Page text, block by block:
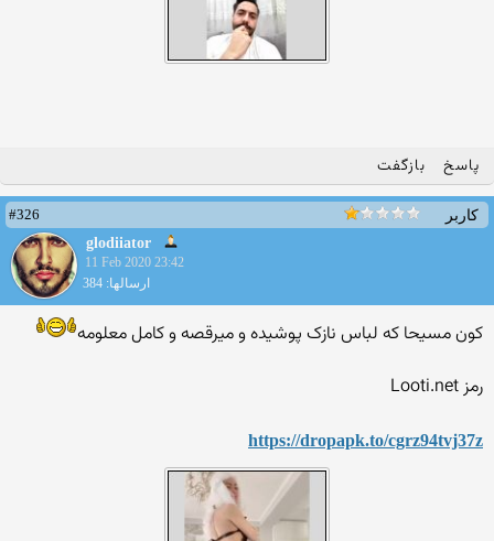
پاسخ بازگفت
کاربر
#326
glodiiator
11 Feb 2020 23:42
ارسالها: 384
کون مسیحا که لباس نازک پوشیده و میرقصه و کامل معلومه
رمز Looti.net
https://dropapk.to/cgrz94tvj37z